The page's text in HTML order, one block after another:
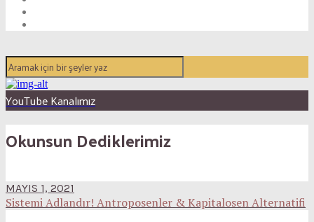
YouTube Kanalımız
Okunsun Dediklerimiz
MAYIS 1, 2021
Sistemi Adlandır! Antroposenler & Kapitalosen Alternatifi